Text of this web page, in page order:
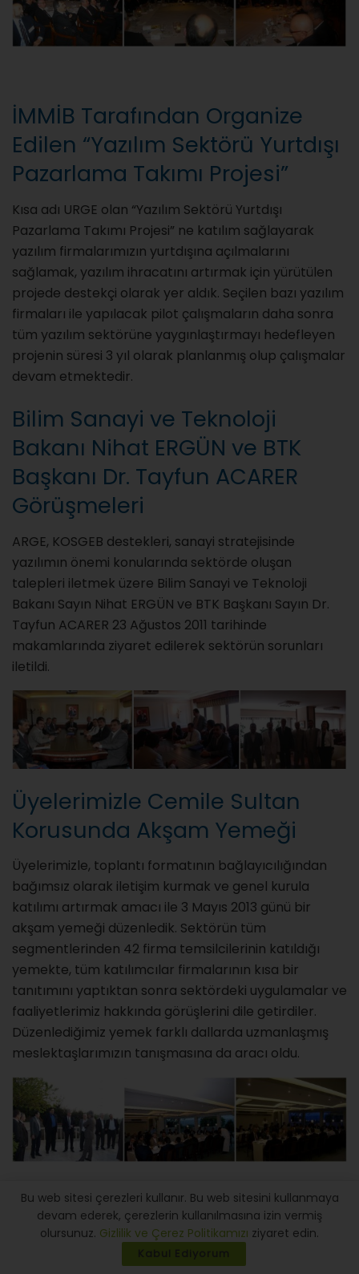
İMMİB Tarafından Organize
Edilen “Yazılım Sektörü Yurtdışı
Pazarlama Takımı Projesi”
Kısa adı URGE olan “Yazılım Sektörü Yurtdışı
Pazarlama Takımı Projesi” ne katılım sağlayarak
yazılım firmalarımızın yurtdışına açılmalarını
sağlamak, yazılım ihracatını artırmak için yürütülen
projede destekçi olarak yer aldık. Seçilen bazı yazılım
firmaları ile yapılacak pilot çalışmaların daha sonra
tüm yazılım sektörüne yaygınlaştırmayı hedefleyen
projenin süresi 3 yıl olarak planlanmış olup çalışmalar
devam etmektedir.
Bilim Sanayi ve Teknoloji
Bakanı Nihat ERGÜN ve BTK
Başkanı Dr. Tayfun ACARER
Görüşmeleri
ARGE, KOSGEB destekleri, sanayi stratejisinde
yazılımın önemi konularında sektörde oluşan
talepleri iletmek üzere Bilim Sanayi ve Teknoloji
Bakanı Sayın Nihat ERGÜN ve BTK Başkanı Sayın Dr.
Tayfun ACARER 23 Ağustos 2011 tarihinde
makamlarında ziyaret edilerek sektörün sorunları
iletildi.
Üyelerimizle Cemile Sultan
Korusunda Akşam Yemeği
Üyelerimizle, toplantı formatının bağlayıcılığından
bağımsız olarak iletişim kurmak ve genel kurula
katılımı artırmak amacı ile 3 Mayıs 2013 günü bir
akşam yemeği düzenledik. Sektörün tüm
segmentlerinden 42 firma temsilcilerinin katıldığı
yemekte, tüm katılımcılar firmalarının kısa bir
tanıtımını yaptıktan sonra sektördeki uygulamalar ve
faaliyetlerimiz hakkında görüşlerini dile getirdiler.
Düzenlediğimiz yemek farklı dallarda uzmanlaşmış
meslektaşlarımızın tanışmasına da aracı oldu.
Yeni Web Sitemiz
Yeni web sitemiz yapılıp yayına alınmış, e-posta
Bu web sitesi çerezleri kullanır. Bu web sitesini kullanmaya
devam ederek, çerezlerin kullanılmasına izin vermiş
olursunuz. Gizlilik ve Çerez Politikamızı ziyaret edin.